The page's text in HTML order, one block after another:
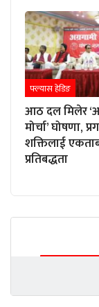
फ्ल्यास हेडिङ
आठ दल मिलेर
मोर्चा’ घोषणा,
शक्तिलाई
प्रतिबद्धता